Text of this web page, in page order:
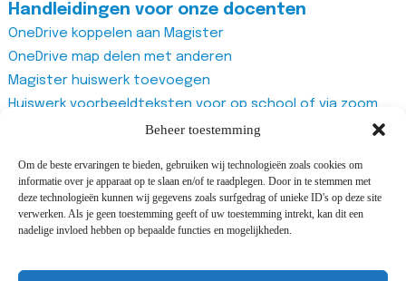
Beheer toestemming
Om de beste ervaringen te bieden, gebruiken wij technologieën zoals cookies om
informatie over je apparaat op te slaan en/of te raadplegen. Door in te stemmen met
deze technologieën kunnen wij gegevens zoals surfgedrag of unieke ID's op deze site
verwerken. Als je geen toestemming geeft of uw toestemming intrekt, kan dit een
nadelige invloed hebben op bepaalde functies en mogelijkheden.
Handleidingen voor onze docenten
OneDrive koppelen aan Magister
OneDrive map delen met anderen
Magister huiswerk toevoegen
Huiswerk voorbeeldteksten voor op school of via zoom
Magister studiewijzers
Magister docentenhandleiding algemeen
Zoom account aanmaken
Zoom recurring meeting aanmaken
Vragenlijst van Office365 Forms gebruiken